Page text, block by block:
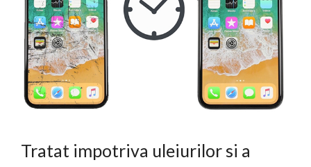
Tratat impotriva uleiurilor si a